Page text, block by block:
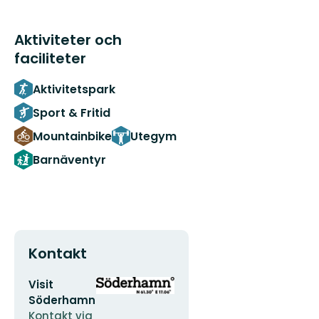
Aktiviteter och
faciliteter
Aktivitetspark
Sport & Fritid
Mountainbike
Utegym
Barnäventyr
Kontakt
E-
postadress
Visit
Söderhamn
Kontakt via
Organisationens
logotyp